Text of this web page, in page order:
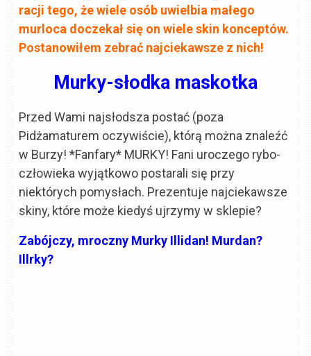
racji tego, że wiele osób uwielbia małego
murloca doczekał się on wiele skin konceptów.
Postanowiłem zebrać najciekawsze z nich!
Murky-słodka maskotka
Przed Wami najsłodsza postać (poza
Pidżamaturem oczywiście), którą można znaleźć
w Burzy! *Fanfary* MURKY! Fani uroczego rybo-
człowieka wyjątkowo postarali się przy
niektórych pomysłach. Prezentuje najciekawsze
skiny, które może kiedyś ujrzymy w sklepie?
Zabójczy, mroczny Murky Illidan! Murdan?
Illrky?